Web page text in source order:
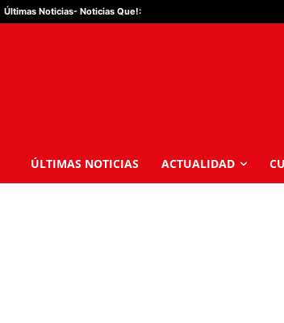
Últimas Noticias- Noticias Que!:
ÚLTIMAS NOTICIAS ACTUALIDAD